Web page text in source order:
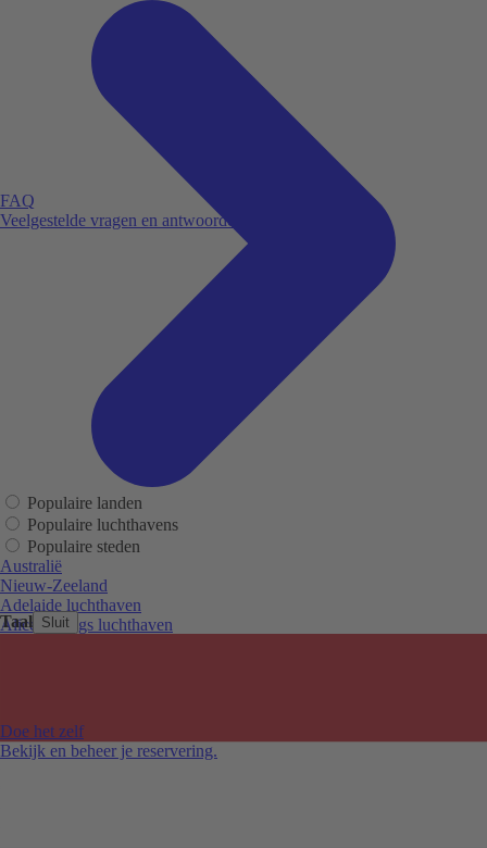
Taal Sluit
FAQ
Veelgestelde vragen en antwoorden.
Doe het zelf
Bekijk en beheer je reservering.
Populaire landen
Populaire luchthavens
Populaire steden
Australië
Nieuw-Zeeland
Adelaide luchthaven
Alice Springs luchthaven
Melbourne Tullamarine luchthaven
Perth luchthaven
Sydney luchthaven